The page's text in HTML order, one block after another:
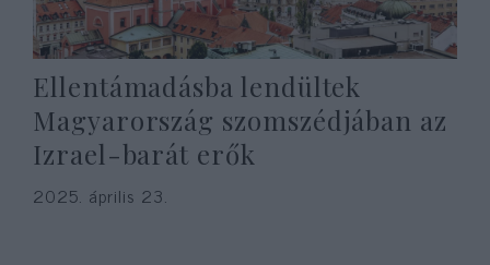
Ellentámadásba lendültek
Magyarország szomszédjában az
Izrael-barát erők
2025. április 23.